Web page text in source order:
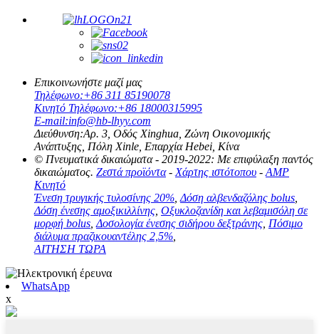
Επικοινωνήστε μαζί μας
Τηλέφωνο:+86 311 85190078
Κινητό Τηλέφωνο:+86 18000315995
E-mail:info@hb-lhyy.com
Διεύθυνση:Αρ. 3, Οδός Xinghua, Ζώνη Οικονομικής
Ανάπτυξης, Πόλη Xinle, Επαρχία Hebei, Κίνα
© Πνευματικά δικαιώματα - 2019-2022: Με επιφύλαξη παντός
δικαιώματος. Ζεστά προϊόντα- Χάρτης ιστότοπου - AMP
Κινητό
Ένεση τρυγικής τυλοσίνης 20% Δόση αλβενδαζόλης bolus
Δόση ένεσης αμοξικιλλίνης Οξυκλοζανίδη και λεβαμισόλη σε
μορφή bolus Δοσολογία ένεσης σιδήρου δεξτράνης Πόσιμο
διάλυμα πραζικουαντέλης 2,5%
ΑΙΤΗΣΗ ΤΩΡΑ
WhatsApp
x